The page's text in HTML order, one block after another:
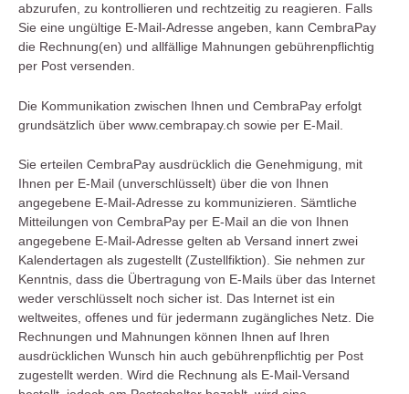
abzurufen, zu kontrollieren und rechtzeitig zu reagieren. Falls
Sie eine ungültige E-Mail-Adresse angeben, kann CembraPay
die Rechnung(en) und allfällige Mahnungen gebührenpflichtig
per Post versenden.
Die Kommunikation zwischen Ihnen und CembraPay erfolgt
grundsätzlich über www.cembrapay.ch sowie per E-Mail.
Sie erteilen CembraPay ausdrücklich die Genehmigung, mit
Ihnen per E-Mail (unverschlüsselt) über die von Ihnen
angegebene E-Mail-Adresse zu kommunizieren. Sämtliche
Mitteilungen von CembraPay per E-Mail an die von Ihnen
angegebene E-Mail-Adresse gelten ab Versand innert zwei
Kalendertagen als zugestellt (Zustellfiktion). Sie nehmen zur
Kenntnis, dass die Übertragung von E-Mails über das Internet
weder verschlüsselt noch sicher ist. Das Internet ist ein
weltweites, offenes und für jedermann zugängliches Netz. Die
Rechnungen und Mahnungen können Ihnen auf Ihren
ausdrücklichen Wunsch hin auch gebührenpflichtig per Post
zugestellt werden. Wird die Rechnung als E-Mail-Versand